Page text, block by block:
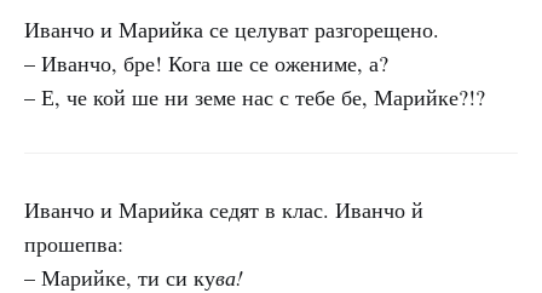
Иванчо и Марийка се целуват разгорещено.
– Иванчо, бре! Кога ше се ожениме, а?
– Е, че кой ше ни земе нас с тебе бе, Марийке?!?
Иванчо и Марийка седят в клас. Иванчо й
прошепва:
– Марийке, ти си кува!